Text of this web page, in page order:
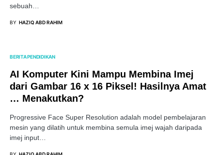
sebuah…
BY HAZIQ ABD RAHIM
BERITA PENDIDIKAN
AI Komputer Kini Mampu Membina Imej
dari Gambar 16 x 16 Piksel! Hasilnya Amat
… Menakutkan?
Progressive Face Super Resolution adalah model pembelajaran
mesin yang dilatih untuk membina semula imej wajah daripada
imej input…